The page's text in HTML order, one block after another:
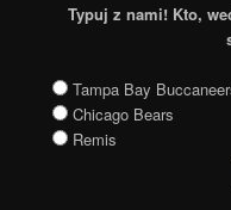
Typuj z nami! Kto,
Tampa Bay
Chicago Bears
Remis